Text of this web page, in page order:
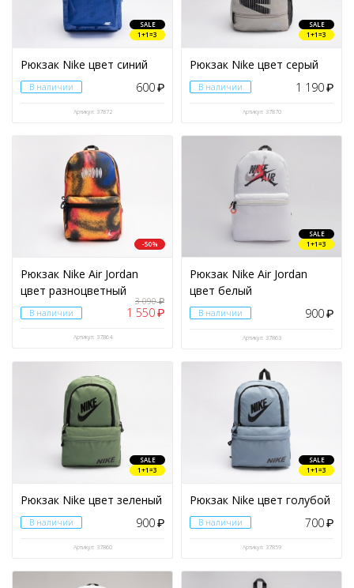
SALE
1+1=3
Рюкзак Nike цвет синий
В наличии 600₽
Артикул: 37872
SALE
1+1=3
Рюкзак Nike цвет серый
В наличии 1 190₽
Артикул: 37870
-50%
Рюкзак Nike Air Jordan
цвет разноцветный
В наличии
3 090₽
1 550₽
Артикул: 37864
SALE
1+1=3
Рюкзак Nike Air Jordan
цвет белый
В наличии 900₽
Артикул: 37863
SALE
1+1=3
Рюкзак Nike цвет зеленый
В наличии 900₽
Артикул: 37860
SALE
1+1=3
Рюкзак Nike цвет голубой
В наличии 700₽
Артикул: 37859